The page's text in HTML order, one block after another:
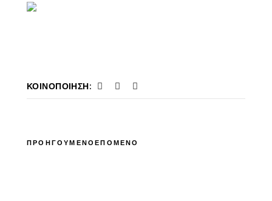
ΚΟΙΝΟΠΟΊΗΣΗ:
ΠΡΟΗΓΟΥΜΕΝΟΕΠΟΜΕΝΟ